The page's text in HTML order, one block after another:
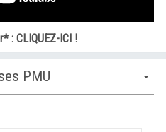
: CLIQUEZ-ICI !
PMU